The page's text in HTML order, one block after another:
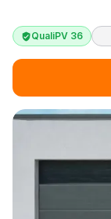
QualiPV 36